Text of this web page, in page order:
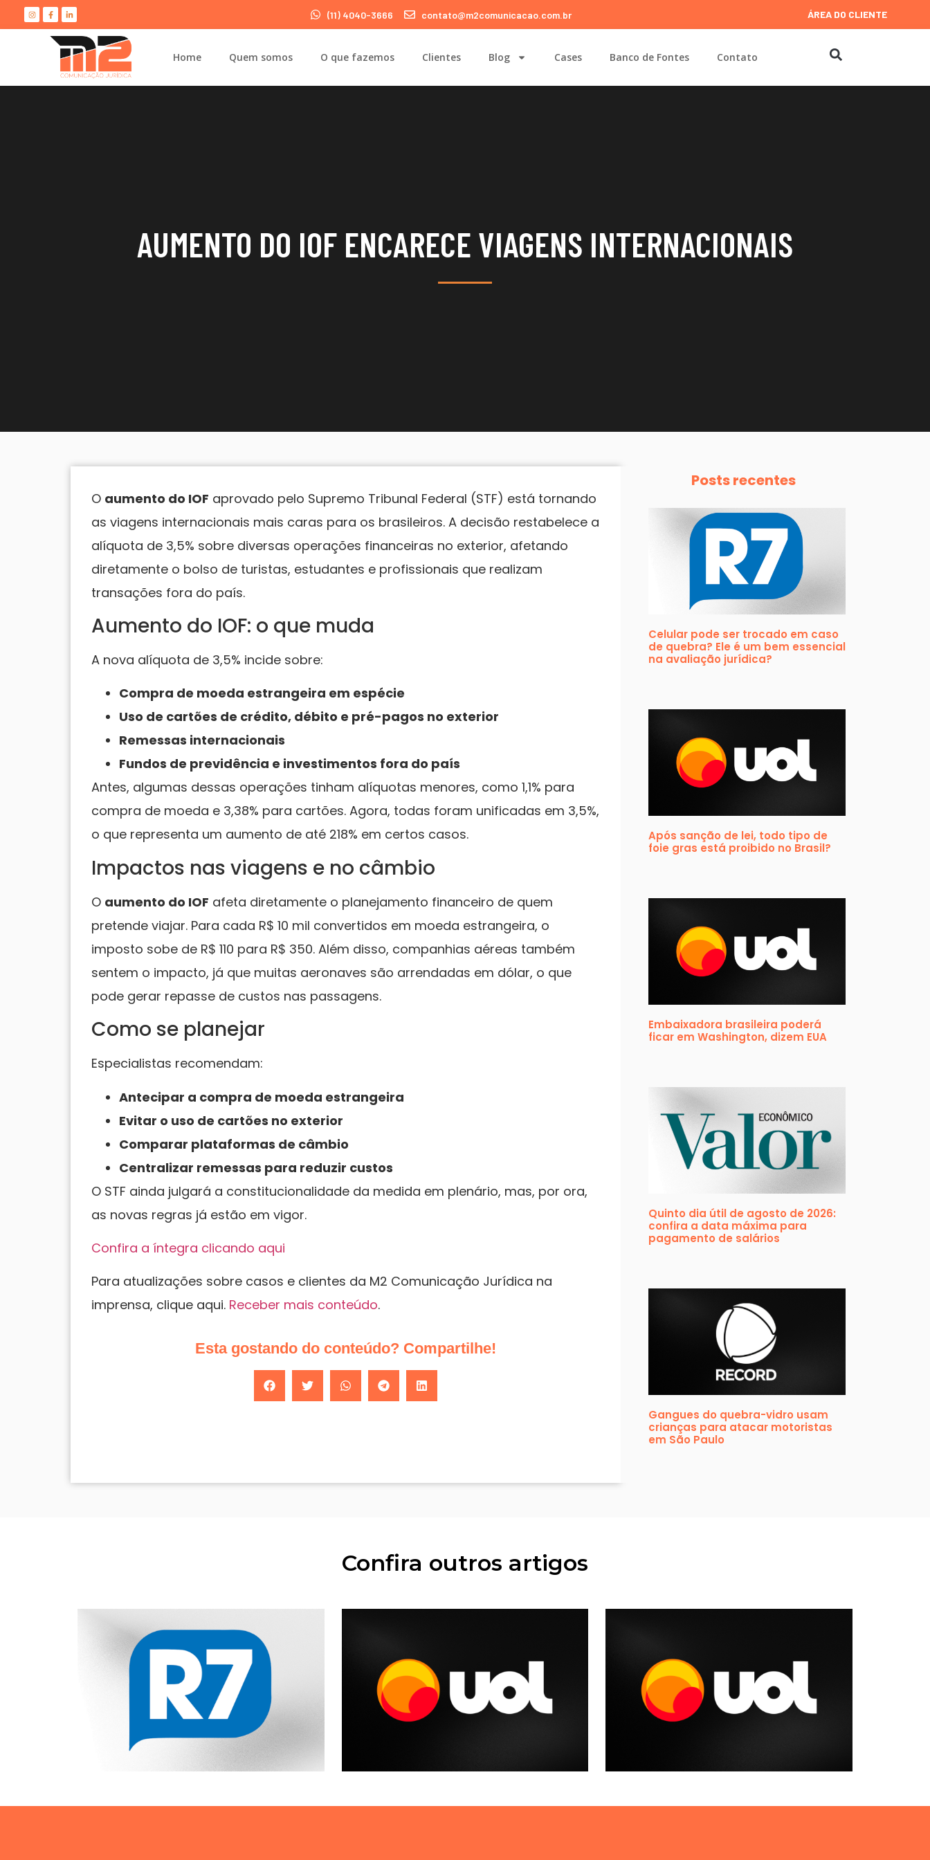
(11) 4040-3666 contato@m2comunicacao.com.br ÁREA DO CLIENTE
Home Quem somos O que fazemos Clientes Blog Cases Banco de Fontes Contato
AUMENTO DO IOF ENCARECE VIAGENS INTERNACIONAIS
O aumento do IOF aprovado pelo Supremo Tribunal Federal (STF) está tornando
as viagens internacionais mais caras para os brasileiros. A decisão restabelece a
alíquota de 3,5% sobre diversas operações financeiras no exterior, afetando
diretamente o bolso de turistas, estudantes e profissionais que realizam
transações fora do país.
Aumento do IOF: o que muda
A nova alíquota de 3,5% incide sobre:
Compra de moeda estrangeira em espécie
Uso de cartões de crédito, débito e pré-pagos no exterior
Remessas internacionais
Fundos de previdência e investimentos fora do país
Antes, algumas dessas operações tinham alíquotas menores, como 1,1% para
compra de moeda e 3,38% para cartões. Agora, todas foram unificadas em 3,5%,
o que representa um aumento de até 218% em certos casos.
Impactos nas viagens e no câmbio
O aumento do IOF afeta diretamente o planejamento financeiro de quem
pretende viajar. Para cada R$ 10 mil convertidos em moeda estrangeira, o
imposto sobe de R$ 110 para R$ 350. Além disso, companhias aéreas também
sentem o impacto, já que muitas aeronaves são arrendadas em dólar, o que
pode gerar repasse de custos nas passagens.
Como se planejar
Especialistas recomendam:
Antecipar a compra de moeda estrangeira
Evitar o uso de cartões no exterior
Comparar plataformas de câmbio
Centralizar remessas para reduzir custos
O STF ainda julgará a constitucionalidade da medida em plenário, mas, por ora,
as novas regras já estão em vigor.
Confira a íntegra clicando aqui
Para atualizações sobre casos e clientes da M2 Comunicação Jurídica na
imprensa, clique aqui. Receber mais conteúdo.
Esta gostando do conteúdo? Compartilhe!
Posts recentes
Celular pode ser trocado em caso
de quebra? Ele é um bem essencial
na avaliação jurídica?
Após sanção de lei, todo tipo de
foie gras está proibido no Brasil?
Embaixadora brasileira poderá
ficar em Washington, dizem EUA
Quinto dia útil de agosto de 2026:
confira a data máxima para
pagamento de salários
Gangues do quebra-vidro usam
crianças para atacar motoristas
em São Paulo
Confira outros artigos